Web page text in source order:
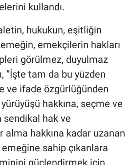
kullandı.
hukukun, eşitliğin
emekçilerin hakları
görülmez, duyulmaz
‘’İşte tam da bu yüzden
ve ifade özgürlüğünden
hakkına, seçme ve
sendikal hak ve
alma hakkına kadar uzanan
emeğine sahip çıkanlara